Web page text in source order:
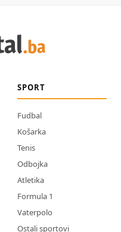
SPORT
Fudbal
Košarka
Tenis
Odbojka
Atletika
Formula 1
Vaterpolo
Ostali sportovi